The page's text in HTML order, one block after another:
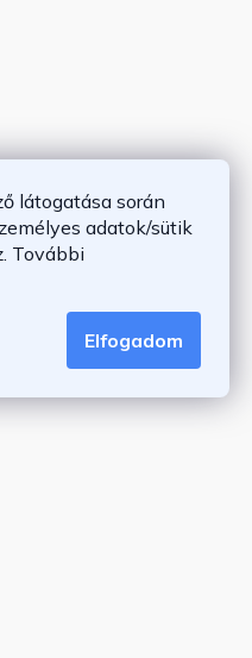
látogatása során
adatok/sütik
További
Elfogadom